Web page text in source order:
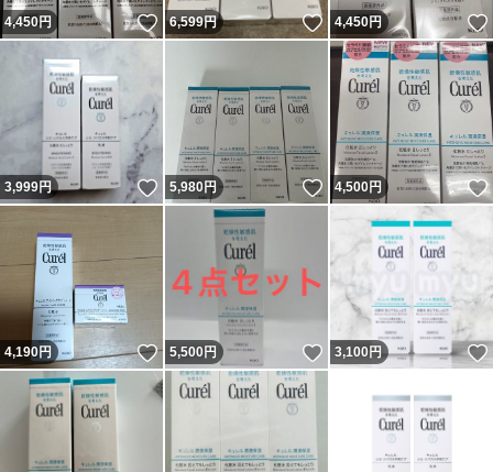
4,450円 いいね！
6,599円 いいね！
4,450円
3,999円 いいね！
5,980 円 いいね！
4,500円
4,190円 いいね！
5,500円 いいね！
3,100円